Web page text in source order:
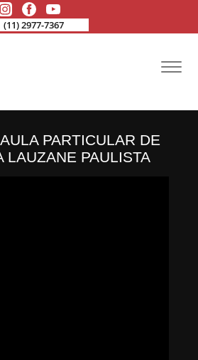
(11) 2977-7367
PARTICULAR DE
LAUZANE PAULISTA